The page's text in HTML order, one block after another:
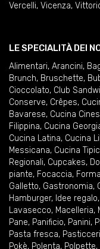
Vercelli, Vicenza,
LE SPECIALITÀ DEI
Alimentari, Arancini,
Brunch, Bruschette,
Cioccolato, Club
Conserve, Crêpes,
Bavarese, Cucina
Filippina, Cucina
Cucina Latina, Cucina
Messicana, Cucina
Regionali, Cupcakes,
piante, Focaccia,
Galletto, Gastronomia,
Hamburger, Idee regalo,
Lavasecco, Macelleria,
Pane, Panificio, Panini,
Pasta fresca,
Pokè, Polenta, Polpette,